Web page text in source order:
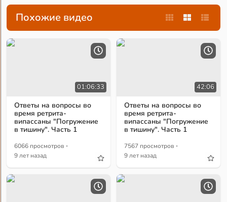
Похожие видео
01:06:33
Ответы на вопросы во
время ретрита-
випассаны "Погружение
в тишину". Часть 1
6066 просмотров ·
9 лет назад
42:06
Ответы на вопросы во
время ретрита-
випассаны "Погружение
в тишину". Часть 1
7567 просмотров ·
9 лет назад